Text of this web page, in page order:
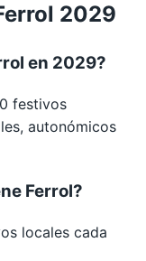
2029
en 2029?
festivos
autonómicos
Ferrol?
locales cada